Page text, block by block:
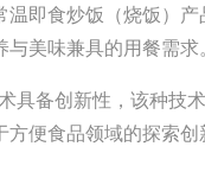
即食炒饭（烧饭）产
美味兼具的用餐需求。
备创新性，该种技
便食品领域的探索